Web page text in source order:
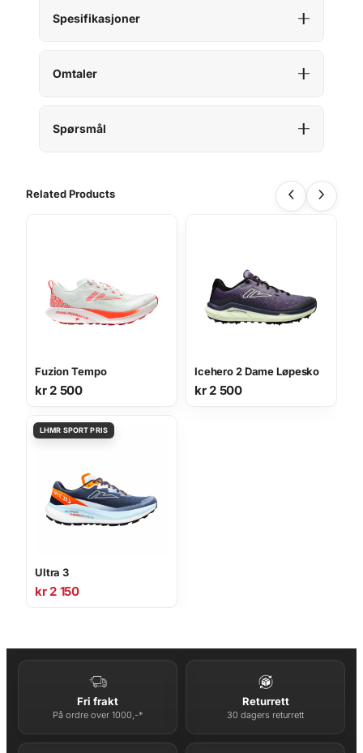
Spesifikasjoner
Omtaler
Spørsmål
Related Products
Fuzion Tempo
kr2 500
Icehero 2 Dame Løpesko
kr2 500
Ultra 3
kr2 150
Fri frakt
På ordre over 1000,-*
Returrett
30 dagers returrett